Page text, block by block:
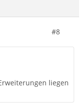
#8
liegen